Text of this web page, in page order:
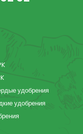
удобрения
удобрения